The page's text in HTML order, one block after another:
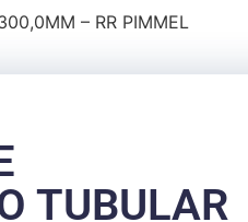
– RR PIMMEL
TUBULAR